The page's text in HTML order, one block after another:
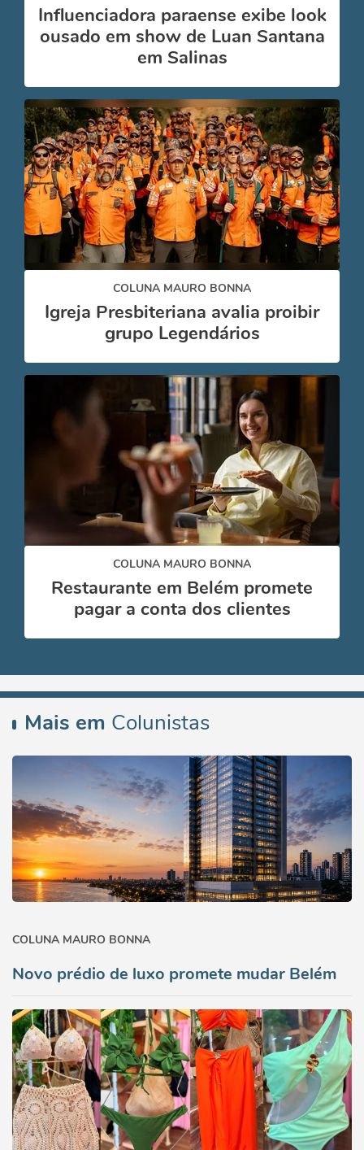
Influenciadora paraense exibe look
ousado em show de Luan Santana
em Salinas
COLUNA MAURO BONNA
Igreja Presbiteriana avalia proibir
grupo Legendários
COLUNA MAURO BONNA
Restaurante em Belém promete
pagar a conta dos clientes
Mais em Colunistas
COLUNA MAURO BONNA
Novo prédio de luxo promete mudar Belém